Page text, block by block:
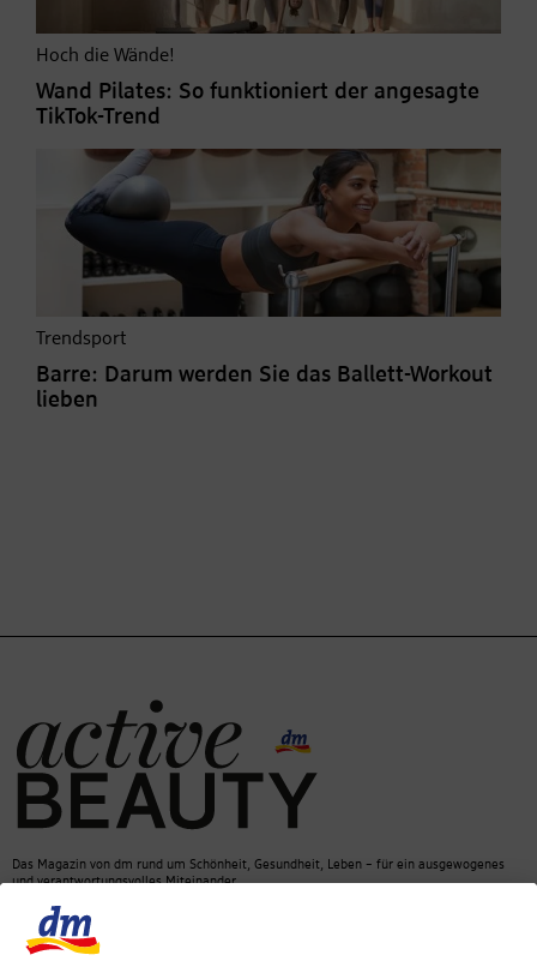
Hoch die Wände!
Wand Pilates: So funktioniert der angesagte
TikTok-Trend
Trendsport
Barre: Darum werden Sie das Ballett-Workout
lieben
Das Magazin von dm rund um Schönheit, Gesundheit, Leben – für ein ausgewogenes
und verantwortungsvolles Miteinander.